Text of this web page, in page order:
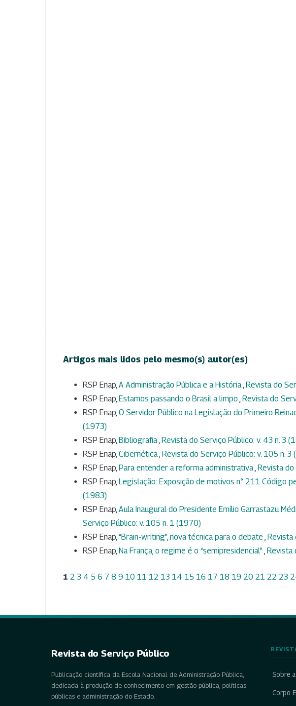
Artigos mais lidos pelo mesmo(s) autor(es)
RSP Enap, A Administração Pública e a História, Revista do
RSP Enap, Estamos passando o Brasil a limpo , Revista do
RSP Enap, O Servidor Público na Legislação do Primeiro
(1973)
RSP Enap, Bibliografia, Revista do Serviço Público: v. 43 n. 3
RSP Enap, Cibernética, Revista do Serviço Público: v. 105 n. 3
RSP Enap, Para entender a reforma administrativa, Revista
RSP Enap, Legislação: Exposição de motivos n° 211 Código
(1983)
RSP Enap, Aula Inaugural do Presidente Emílio Garrastazu
Serviço Público: v. 105 n. 1 (1970)
RSP Enap, “Brain-writing”, nova técnica para o debate , Revista
RSP Enap, Na França, o regime é o “semipresidencial” , Revista
1 2 3 4 5 6 7 8 9 10 11 12 13 14 15 16 17 18 19 20 21 22 23
Revista do Serviço Público
Publicação científica da Escola Nacional de Administração Pública,
dedicada à produção de conhecimento em gestão pública, políticas
públicas e administração do Estado.
Sobre
Corpo